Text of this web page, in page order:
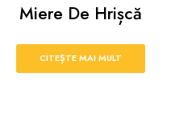
Miere De Hrișcă
CITEȘTE MAI MULT